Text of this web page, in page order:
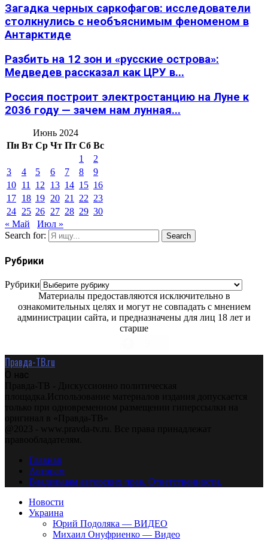
Загадка черных саркофагов: исследователи
столкнулись с необъяснимым феноменом в
Антарктиде
Разбить на 12 зон и «русские острова»:
Медведев рассказал как ЦРУ в...
Россия построит электростанцию на Луне к
2036 году — зачем нам лунная...
Июнь 2024
Пн Вт Ср Чт Пт Сб Вс
1
2
3
4 5 6 7 8
9
10 11 12 13 14 15 16
17 18 19 20 21 22 23
24 25 26 27 28 29 30
« Май
Июл »
Search for:
Search
Рубрики
Рубрики
Материалы предоставляются исключительно в
ознакомительных целях и могут не совпадать с мнением
администрации сайта, и предназначены для лиц 18 лет и
старше
Правда-ТВ.ru
О нас
Правда-ТВ - Дискуссионно политическая
площадка.Использование материалов издания допускается
только при одновременном размещении гиперссылки на
оригинал в «Правда-ТВ»
@2023 - www.pravda-tv.ru. Все права принадлежат
правообладателям.
Главная
Авторам
Владельцам авторских прав. Ответственности.
Новости
Украина
Юрий Подоляка — ВИДЕО
Михаил Онуфриенко — Видео